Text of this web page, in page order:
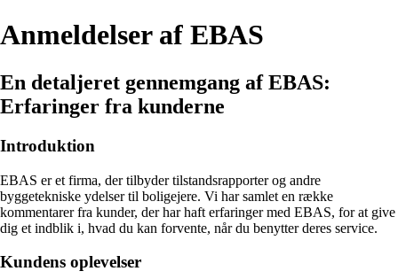
Anmeldelser af EBAS
En detaljeret gennemgang af EBAS:
Erfaringer fra kunderne
Introduktion
EBAS er et firma, der tilbyder tilstandsrapporter og andre
byggetekniske ydelser til boligejere. Vi har samlet en række
kommentarer fra kunder, der har haft erfaringer med EBAS, for at give
dig et indblik i, hvad du kan forvente, når du benytter deres service.
Kundens oplevelser